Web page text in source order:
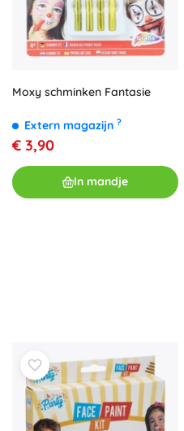
Moxy schminken Fantasie
Extern magazijn ?
€ 3,90
In mandje